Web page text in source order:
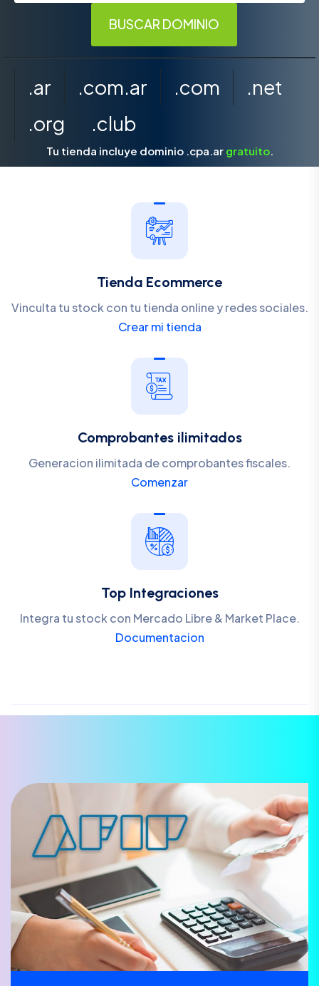
.ar .com.ar .com
.net
.org
.club
Tu tienda incluye dominio .cpa.ar gratuito.
Tienda Ecommerce
Vinculta tu stock con tu tienda online y redes sociales.
Crear mi tienda
Comprobantes ilimitados
Generacion ilimitada de comprobantes fiscales.
Comenzar
Top Integraciones
Integra tu stock con Mercado Libre & Market Place.
Documentacion